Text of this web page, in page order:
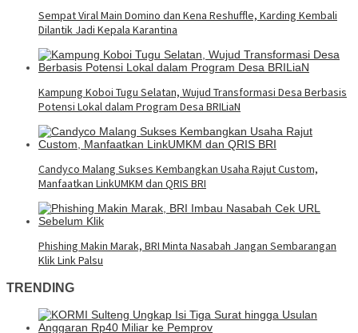
Sempat Viral Main Domino dan Kena Reshuffle, Karding Kembali
Dilantik Jadi Kepala Karantina
Kampung Koboi Tugu Selatan, Wujud Transformasi Desa Berbasis
Potensi Lokal dalam Program Desa BRILiaN
Candyco Malang Sukses Kembangkan Usaha Rajut Custom,
Manfaatkan LinkUMKM dan QRIS BRI
Phishing Makin Marak, BRI Minta Nasabah Jangan Sembarangan
Klik Link Palsu
TRENDING